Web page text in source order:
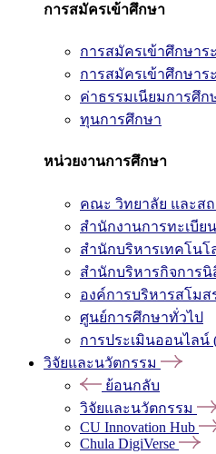
การสมัครเข้าศึกษา
การสมัครเข้าศึกษา
การสมัครเข้าศึกษา
ค่าธรรมเนียมการศึก
ทุนการศึกษา
หน่วยงานการศึกษา
คณะ วิทยาลัย และส
สำนักงานการทะเบียน
สำนักบริหารเทคโนโ
สำนักบริหารกิจการนิ
องค์การบริหารสโมส
ศูนย์การศึกษาทั่วไป
การประเมินออนไลน์
วิจัยและนวัตกรรม
ย้อนกลับ
วิจัยและนวัตกรรม
CU Innovation Hub
Chula DigiVerse